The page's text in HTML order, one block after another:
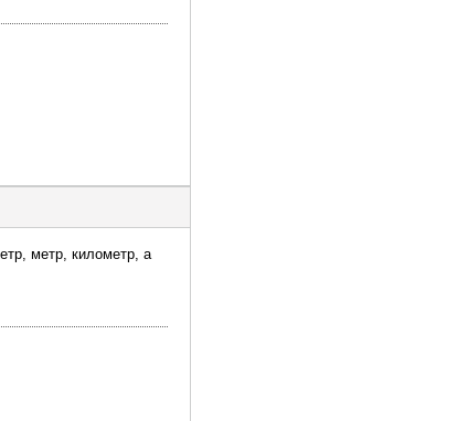
метр, километр, а